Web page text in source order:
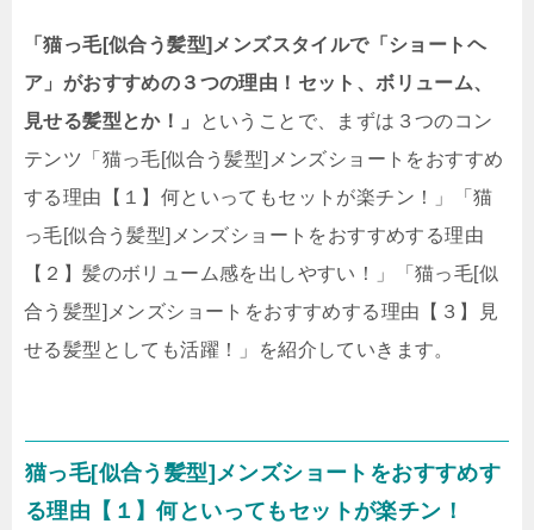
「猫っ毛[似合う髪型]メンズスタイルで「ショートヘ
ア」がおすすめの３つの理由！セット、ボリューム、
見せる髪型とか！」
ということで、まずは３つのコン
テンツ「猫っ毛[似合う髪型]メンズショートをおすすめ
する理由【１】何といってもセットが楽チン！」「猫
っ毛[似合う髪型]メンズショートをおすすめする理由
【２】髪のボリューム感を出しやすい！」「猫っ毛[似
合う髪型]メンズショートをおすすめする理由【３】見
せる髪型としても活躍！」を紹介していきます。
猫っ毛[似合う髪型]メンズショートをおすすめす
る理由【１】何といってもセットが楽チン！